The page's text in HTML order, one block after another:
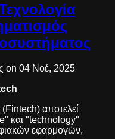
on 04 Νοέ, 2025
αποτελεί
και "technology"
εφαρμογών,